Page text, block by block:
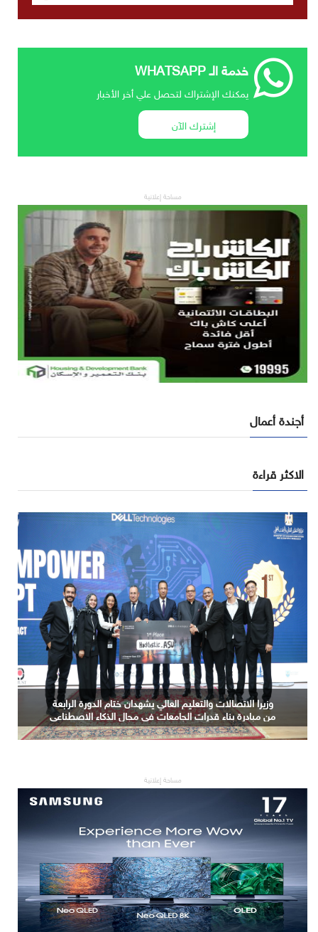
خدمة الـ WHATSAPP
يمكنك الإشتراك لتحصل علي أخر الأخبار
إشترك الآن
مساحة إعلانية
أجندة أعمال
الاكثر قراءة
وزيرا الاتصالات والتعليم العالي يشهدان ختام الدورة الرابعة
من مبادرة بناء قدرات الجامعات في مجال الذكاء الاصطناعي
مساحة إعلانية